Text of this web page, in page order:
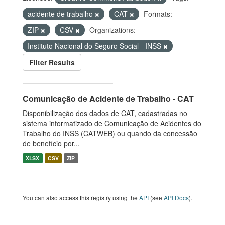
acidente de trabalho
CAT
Formats:
ZIP
CSV
Organizations:
Instituto Nacional do Seguro Social - INSS
Filter Results
Comunicação de Acidente de Trabalho - CAT
Disponibilização dos dados de CAT, cadastradas no
sistema informatizado de Comunicação de Acidentes do
Trabalho do INSS (CATWEB) ou quando da concessão
de benefício por...
XLSX CSV ZIP
You can also access this registry using the API (see API Docs).